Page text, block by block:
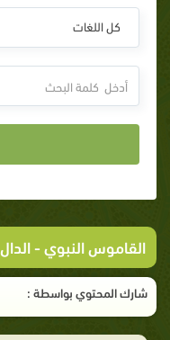
كل اللغات
القاموس النبوي- الدال
شارك المحتوي بواسطة :